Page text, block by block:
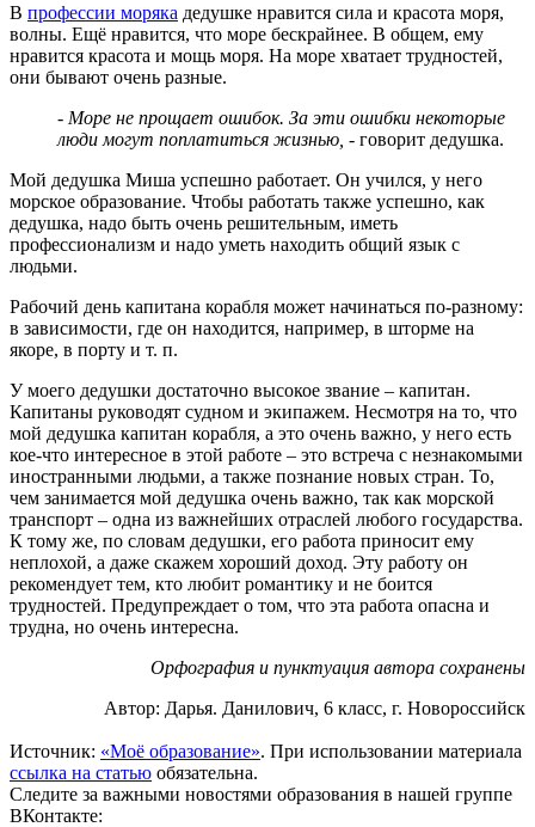
В профессии моряка дедушке нравится сила и красота моря,
волны. Ещё нравится, что море бескрайнее. В общем, ему
нравится красота и мощь моря. На море хватает трудностей,
они бывают очень разные.
- Море не прощает ошибок. За эти ошибки некоторые
люди могут поплатиться жизнью, - говорит дедушка.
Мой дедушка Миша успешно работает. Он учился, у него
морское образование. Чтобы работать также успешно, как
дедушка, надо быть очень решительным, иметь
профессионализм и надо уметь находить общий язык с
людьми.
Рабочий день капитана корабля может начинаться по-разному:
в зависимости, где он находится, например, в шторме на
якоре, в порту и т. п.
У моего дедушки достаточно высокое звание – капитан.
Капитаны руководят судном и экипажем. Несмотря на то, что
мой дедушка капитан корабля, а это очень важно, у него есть
кое-что интересное в этой работе – это встреча с незнакомыми
иностранными людьми, а также познание новых стран. То,
чем занимается мой дедушка очень важно, так как морской
транспорт – одна из важнейших отраслей любого государства.
К тому же, по словам дедушки, его работа приносит ему
неплохой, а даже скажем хороший доход. Эту работу он
рекомендует тем, кто любит романтику и не боится
трудностей. Предупреждает о том, что эта работа опасна и
трудна, но очень интересна.
Орфография и пунктуация автора сохранены
Автор: Дарья. Данилович, 6 класс, г. Новороссийск
Источник: «Моё образование». При использовании материала
ссылка на статью обязательна.
Следите за важными новостями образования в нашей группе
ВКонтакте: